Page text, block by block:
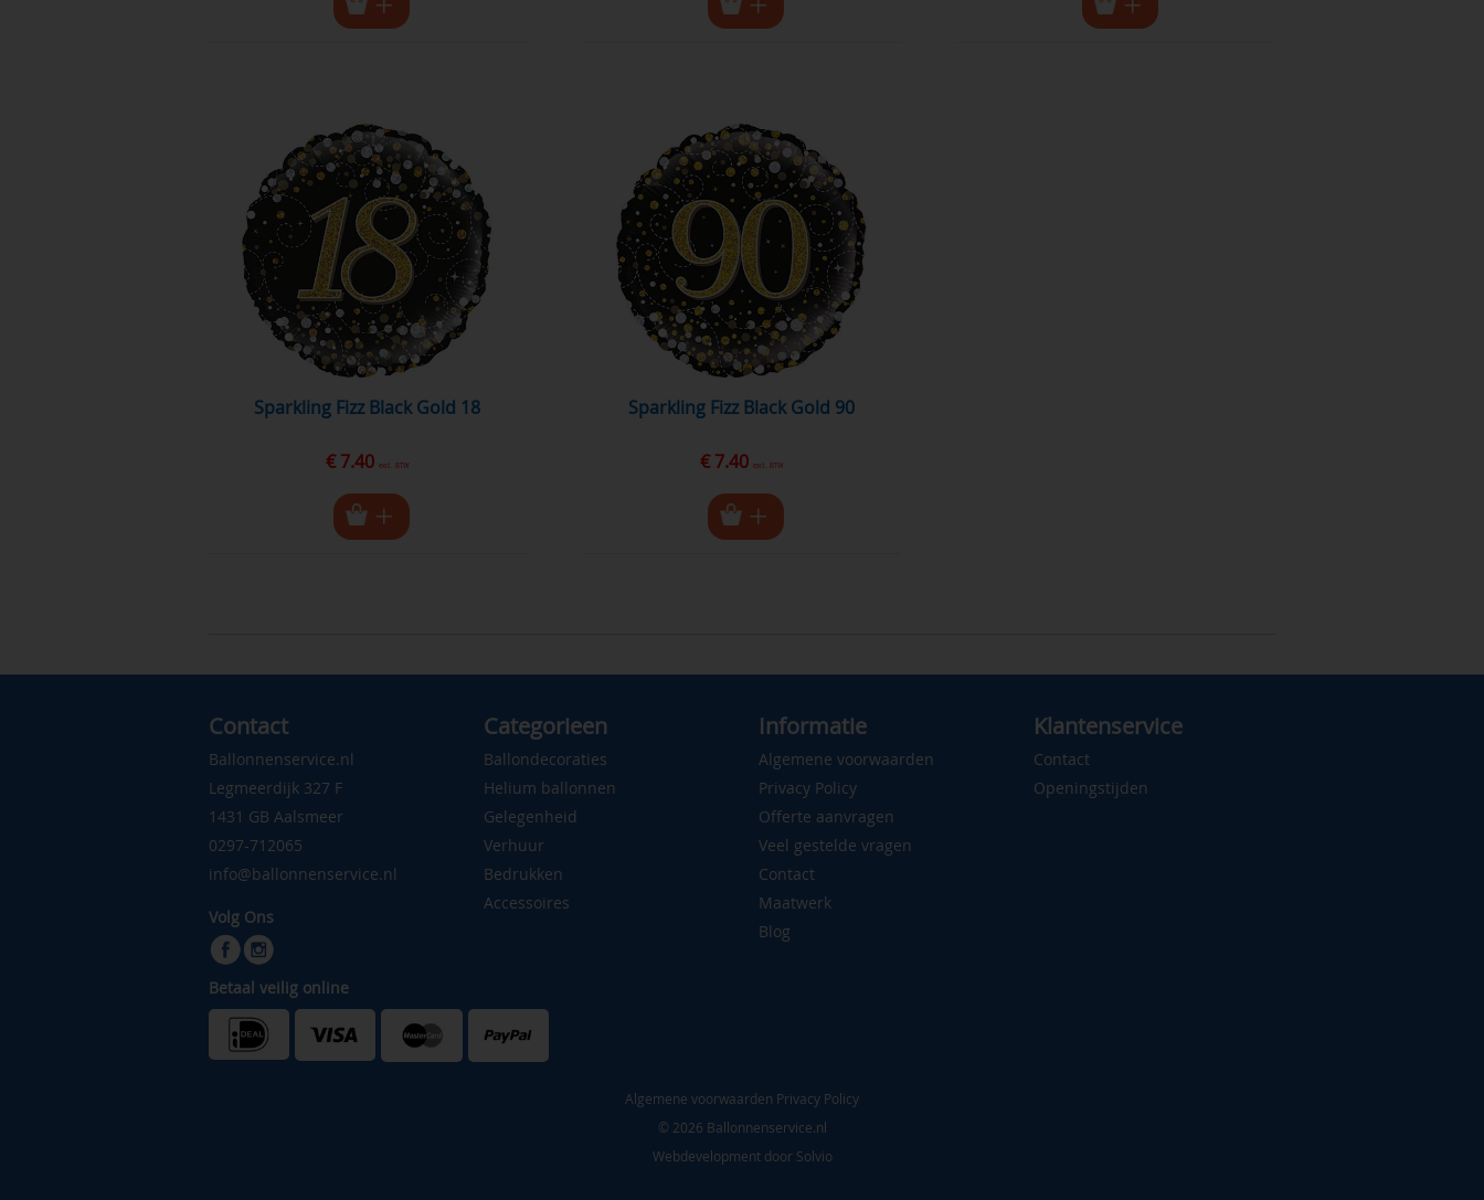
Sparkling Fizz Black Gold 18
€ 7.40 excl. BTW
Sparkling Fizz Black Gold 90
€ 7.40 excl. BTW
Contact
Ballonnenservice.nl
Legmeerdijk 327 F
1431 GB Aalsmeer
0297-712065
info@ballonnenservice.nl
Volg Ons
Categorieen
Ballondecoraties
Helium ballonnen
Gelegenheid
Verhuur
Bedrukken
Accessoires
Informatie
Algemene voorwaarden
Privacy Policy
Offerte aanvragen
Veel gestelde vragen
Contact
Maatwerk
Blog
Klantenservice
Contact
Openingstijden
Betaal veilig online
Algemene voorwaarden Privacy Policy
© 2026 Ballonnenservice.nl
Webdevelopment door Solvio